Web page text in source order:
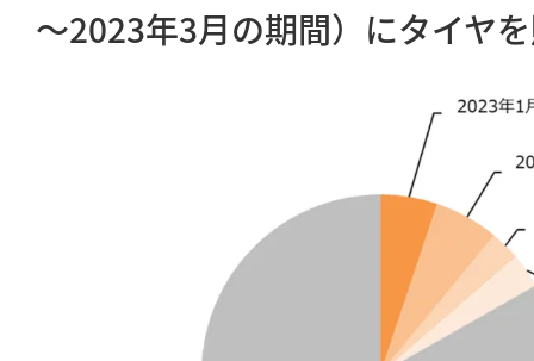
～2023年3月の期間）にタイヤ